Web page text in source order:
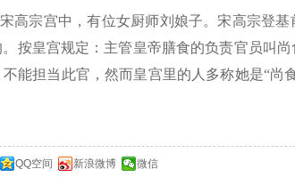
高宗宫中，有位女厨师刘娘子。宋高宗登
按皇宫规定：主管皇帝膳食的负责官员叫
能担当此官，然而皇宫里的人多称她是“尚
QQ空间 新浪微博 微信